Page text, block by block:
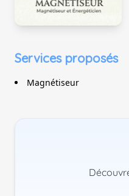
Services proposés
Magnétiseur